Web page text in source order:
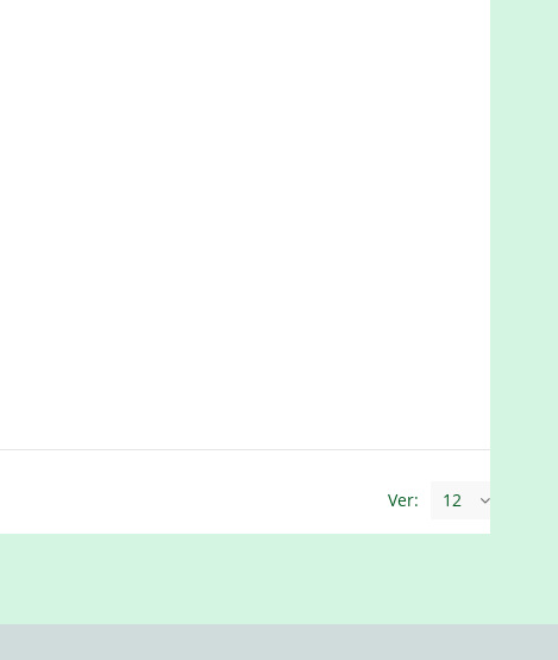
Ver: 12